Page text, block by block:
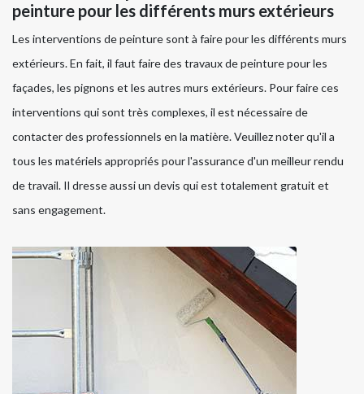
peinture pour les différents murs extérieurs
Les interventions de peinture sont à faire pour les différents murs
extérieurs. En fait, il faut faire des travaux de peinture pour les
façades, les pignons et les autres murs extérieurs. Pour faire ces
interventions qui sont très complexes, il est nécessaire de
contacter des professionnels en la matière. Veuillez noter qu'il a
tous les matériels appropriés pour l'assurance d'un meilleur rendu
de travail. Il dresse aussi un devis qui est totalement gratuit et
sans engagement.